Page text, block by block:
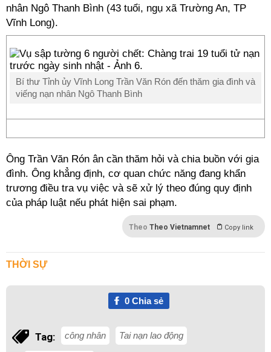
nhân Ngô Thanh Bình (43 tuổi, ngụ xã Trường An, TP
Vĩnh Long).
Bí thư Tỉnh ủy Vĩnh Long Trần Văn Rón đến thăm gia đình và
viếng nạn nhân Ngô Thanh Bình
Ông Trần Văn Rón ân cần thăm hỏi và chia buồn với gia
đình. Ông khẳng định, cơ quan chức năng đang khẩn
trương điều tra vụ việc và sẽ xử lý theo đúng quy định
của pháp luật nếu phát hiện sai phạm.
Theo Theo Vietnamnet Copy link
THỜI SỰ
0Chia sẻ
Tag: công nhân Tai nạn lao động